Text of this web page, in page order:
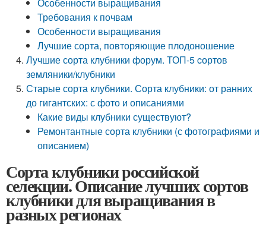
Требования к почвам
Особенности выращивания
Лучшие сорта, повторяющие плодоношение
Лучшие сорта клубники форум. ТОП-5 cортов
земляники/клубники
Старые сорта клубники. Сорта клубники: от ранних
до гигантских: с фото и описаниями
Какие виды клубники существуют?
Ремонтантные сорта клубники (с фотографиями и
описанием)
Сорта клубники российской
селекции. Описание лучших сортов
клубники для выращивания в
разных регионах